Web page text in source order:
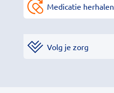
Medicatie herhalen
Volg je zorg